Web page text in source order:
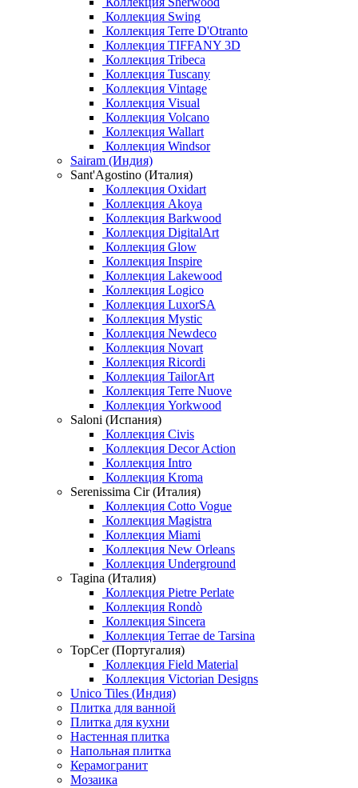
Коллекция Swing
Коллекция Terre D'Otranto
Коллекция TIFFANY 3D
Коллекция Tribeca
Коллекция Tuscany
Коллекция Vintage
Коллекция Visual
Коллекция Volcano
Коллекция Wallart
Коллекция Windsor
Sairam (Индия)
Sant'Agostino (Италия)
Коллекция Oxidart
Коллекция Akoya
Коллекция Barkwood
Коллекция DigitalArt
Коллекция Glow
Коллекция Inspire
Коллекция Lakewood
Коллекция Logico
Коллекция LuxorSA
Коллекция Mystic
Коллекция Newdeco
Коллекция Novart
Коллекция Ricordi
Коллекция TailorArt
Коллекция Terre Nuove
Коллекция Yorkwood
Saloni (Испания)
Коллекция Civis
Коллекция Decor Action
Коллекция Intro
Коллекция Kroma
Serenissima Cir (Италия)
Коллекция Cotto Vogue
Коллекция Magistra
Коллекция Miami
Коллекция New Orleans
Коллекция Underground
Tagina (Италия)
Коллекция Pietre Perlate
Коллекция Rondò
Коллекция Sincera
Коллекция Terrae de Tarsina
TopCer (Португалия)
Коллекция Field Material
Коллекция Victorian Designs
Unico Tiles (Индия)
Плитка для ванной
Плитка для кухни
Настенная плитка
Напольная плитка
Керамогранит
Мозаика